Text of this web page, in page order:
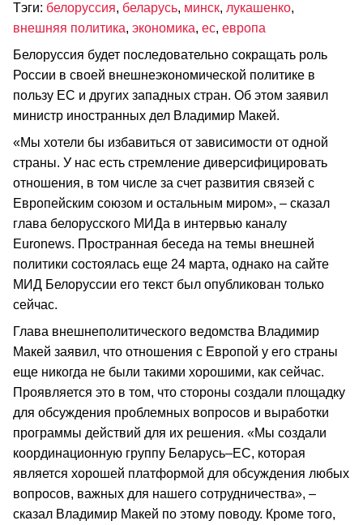
Тэги: белоруссия, беларусь, минск, лукашенко,
внешняя политика, экономика, ес, европа
Белоруссия будет последовательно сокращать роль
России в своей внешнеэкономической политике в
пользу ЕС и других западных стран. Об этом заявил
министр иностранных дел Владимир Макей.
«Мы хотели бы избавиться от зависимости от одной
страны. У нас есть стремление диверсифицировать
отношения, в том числе за счет развития связей с
Европейским союзом и остальным миром», – сказал
глава белорусского МИДа в интервью каналу
Euronews. Пространная беседа на темы внешней
политики состоялась еще 24 марта, однако на сайте
МИД Белоруссии его текст был опубликован только
сейчас.
Глава внешнеполитического ведомства Владимир
Макей заявил, что отношения с Европой у его страны
еще никогда не были такими хорошими, как сейчас.
Проявляется это в том, что стороны создали площадку
для обсуждения проблемных вопросов и выработки
программы действий для их решения. «Мы создали
координационную группу Беларусь–ЕС, которая
является хорошей платформой для обсуждения любых
вопросов, важных для нашего сотрудничества», –
сказал Владимир Макей по этому поводу. Кроме того,